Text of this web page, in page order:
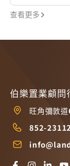
查看更多
伯樂置業顧問
旺角彌敦
852-